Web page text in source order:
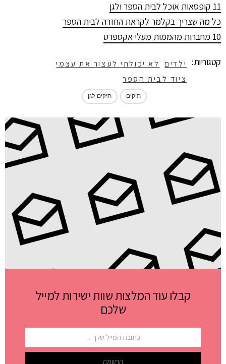
11 קופסאות אוכל לבית הספר ולגן
כל מה שצריך בקלמר לקראת החזרה לבית הספר
10 מחברות מהממות מעלי אקספרס
קטגוריות: ילדים
לא יכולתי לעצור את עצמי
ציוד לבית הספר
תיקים תיקים לגן
קבלו עוד המלצות שוות ישירות למייל
שלכם